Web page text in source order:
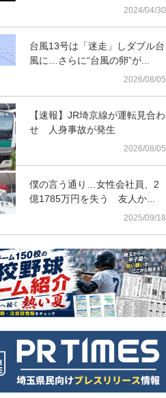
2024/04/30
台風13号は「迷走」しダブル台
風に…さらに“台風の卵”が...
2026/08/05
【速報】JR埼京線が運転見合わ
せ 人身事故が発生
2026/08/05
僕の言う通り…女性会社員、2
億1785万円を失う 友人か...
2025/09/18